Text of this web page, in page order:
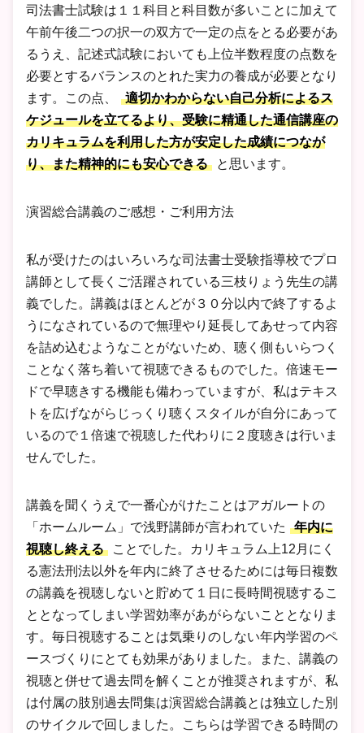
司法書士試験は１１科目と科目数が多いことに加えて
午前午後二つの択一の双方で一定の点をとる必要があ
るうえ、記述式試験においても上位半数程度の点数を
必要とするバランスのとれた実力の養成が必要となり
ます。この点、
適切かわからない自己分析によるス
ケジュールを立てるより、受験に精通した通信講座の
カリキュラムを利用した方が安定した成績につなが
り、また精神的にも安心できる
と思います。
演習総合講義のご感想・ご利用方法
私が受けたのはいろいろな司法書士受験指導校でプロ
講師として長くご活躍されている三枝りょう先生の講
義でした。講義はほとんどが３０分以内で終了するよ
うになされているので無理やり延長してあせって内容
を詰め込むようなことがないため、聴く側もいらつく
ことなく落ち着いて視聴できるものでした。倍速モー
ドで早聴きする機能も備わっていますが、私はテキス
トを広げながらじっくり聴くスタイルが自分にあって
いるので１倍速で視聴した代わりに２度聴きは行いま
せんでした。
講義を聞くうえで一番心がけたことはアガルートの
「ホームルーム」で浅野講師が言われていた
年内に
視聴し終える
ことでした。カリキュラム上12月にく
る憲法刑法以外を年内に終了させるためには毎日複数
の講義を視聴しないと貯めて１日に長時間視聴するこ
ととなってしまい学習効率があがらないこととなりま
す。毎日視聴することは気乗りのしない年内学習のペ
ースづくりにとても効果がありました。また、講義の
視聴と併せて過去問を解くことが推奨されますが、私
は付属の肢別過去問集は演習総合講義とは独立した別
のサイクルで回しました。こちらは学習できる時間の